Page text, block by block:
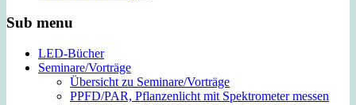
Sub menu
LED-Bücher
Seminare/Vorträge
Übersicht zu Seminare/Vorträge
PPFD/PAR, Pflanzenlicht mit Spektrometer messen